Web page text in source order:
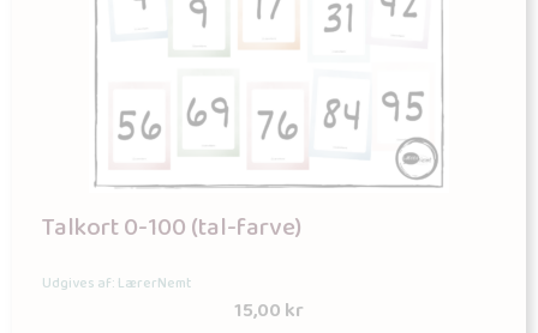
Talkort 0-100 (tal-farve)
Udgives af: LærerNemt
15,00kr